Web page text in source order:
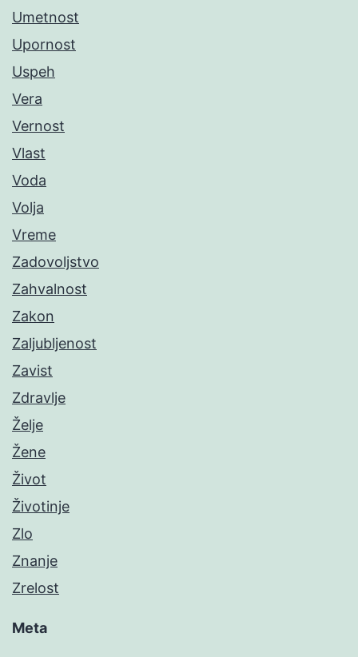
Umetnost
Upornost
Uspeh
Vera
Vernost
Vlast
Voda
Volja
Vreme
Zadovoljstvo
Zahvalnost
Zakon
Zaljubljenost
Zavist
Zdravlje
Želje
Žene
Život
Životinje
Zlo
Znanje
Zrelost
Meta